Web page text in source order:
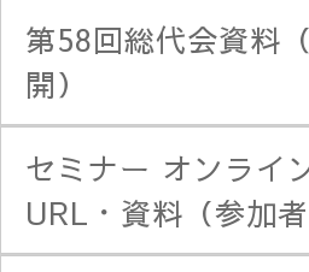
第58回総代会資料
開）
セミナー オンライ
URL・資料（参加者